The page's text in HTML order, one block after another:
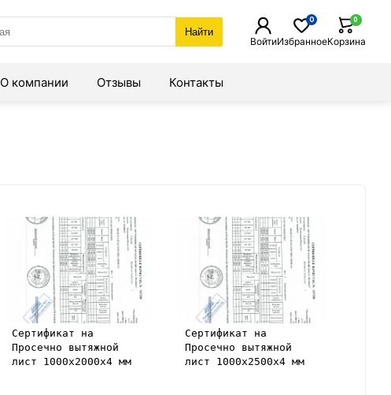
Найти
ВойтиИзбранное
0
Корзина
0
О компании Отзывы Контакты
Сертификат на
Просечно вытяжной
лист 1000х2000х4 мм
Сертификат на
Просечно вытяжной
лист 1000х2500х4 мм